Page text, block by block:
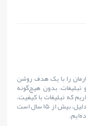
چاپ و تبلیغات مهرگان از سال ۱۳۸۷ کارمان را با یک هدف روشن
بدون هیچ‌گونه
که تبلیغات با کیفیت،
شایستهٔ کسب‌وکارهای موفق است؛ به همین دلیل، بیش از ۱۵ سال است